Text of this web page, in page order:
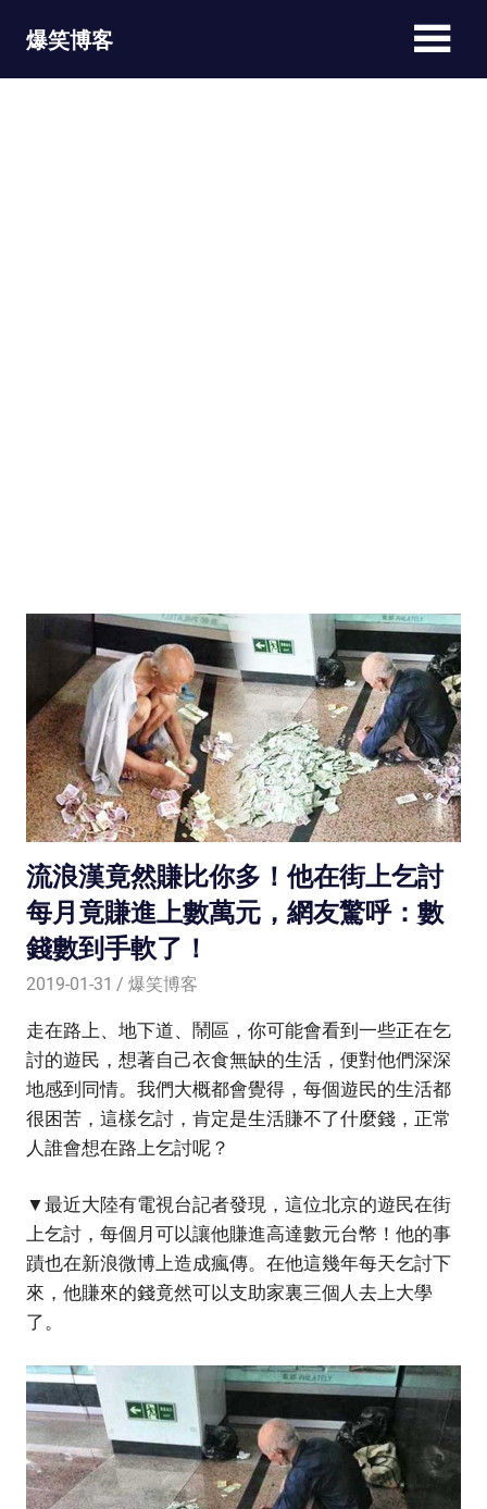
爆笑博客
流浪漢竟然賺比你多！他在街上乞討
每月竟賺進上數萬元，網友驚呼：數
錢數到手軟了！
2019-01-31 爆笑博客
走在路上、地下道、鬧區，你可能會看到一些正在乞
討的遊民，想著自己衣食無缺的生活，便對他們深深
地感到同情。我們大概都會覺得，每個遊民的生活都
很困苦，這樣乞討，肯定是生活賺不了什麼錢，正常
人誰會想在路上乞討呢？
▼最近大陸有電視台記者發現，這位北京的遊民在街
上乞討，每個月可以讓他賺進高達數元台幣！他的事
蹟也在新浪微博上造成瘋傳。在他這幾年每天乞討下
來，他賺來的錢竟然可以支助家裏三個人去上大學
了。